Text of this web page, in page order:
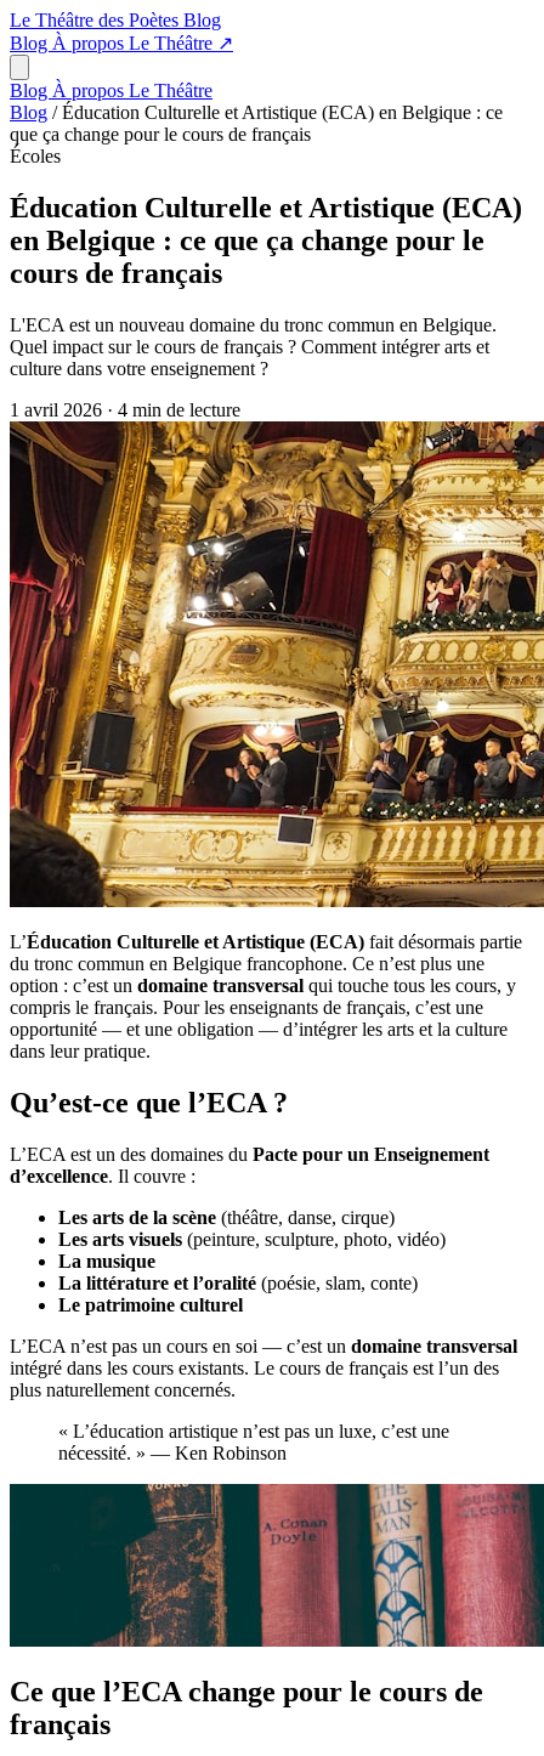
Le Théâtre des Poètes Blog
Blog À propos Le Théâtre ↗
Blog À propos Le Théâtre
Blog / Éducation Culturelle et Artistique (ECA) en Belgique : ce
que ça change pour le cours de français
Écoles
Éducation Culturelle et Artistique (ECA)
en Belgique : ce que ça change pour le
cours de français
L'ECA est un nouveau domaine du tronc commun en Belgique.
Quel impact sur le cours de français ? Comment intégrer arts et
culture dans votre enseignement ?
1 avril 2026 · 4 min de lecture
L’Éducation Culturelle et Artistique (ECA) fait désormais partie
du tronc commun en Belgique francophone. Ce n’est plus une
option : c’est un domaine transversal qui touche tous les cours, y
compris le français. Pour les enseignants de français, c’est une
opportunité — et une obligation — d’intégrer les arts et la culture
dans leur pratique.
Qu’est-ce que l’ECA ?
L’ECA est un des domaines du Pacte pour un Enseignement
d’excellence. Il couvre :
Les arts de la scène (théâtre, danse, cirque)
Les arts visuels (peinture, sculpture, photo, vidéo)
La musique
La littérature et l’oralité (poésie, slam, conte)
Le patrimoine culturel
L’ECA n’est pas un cours en soi — c’est un domaine transversal
intégré dans les cours existants. Le cours de français est l’un des
plus naturellement concernés.
« L’éducation artistique n’est pas un luxe, c’est une
nécessité. » — Ken Robinson
Ce que l’ECA change pour le cours de
français